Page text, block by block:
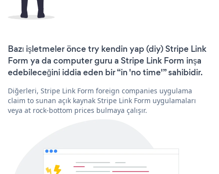
Bazı işletmeler önce try kendin yap (diy) Stripe Link
Form ya da computer guru a Stripe Link Form inşa
edebileceğini iddia eden bir “in 'no time'” sahibidir.
Diğerleri, Stripe Link Form foreign companies uygulama
claim to sunan açık kaynak Stripe Link Form uygulamaları
veya at rock-bottom prices bulmaya çalışır.